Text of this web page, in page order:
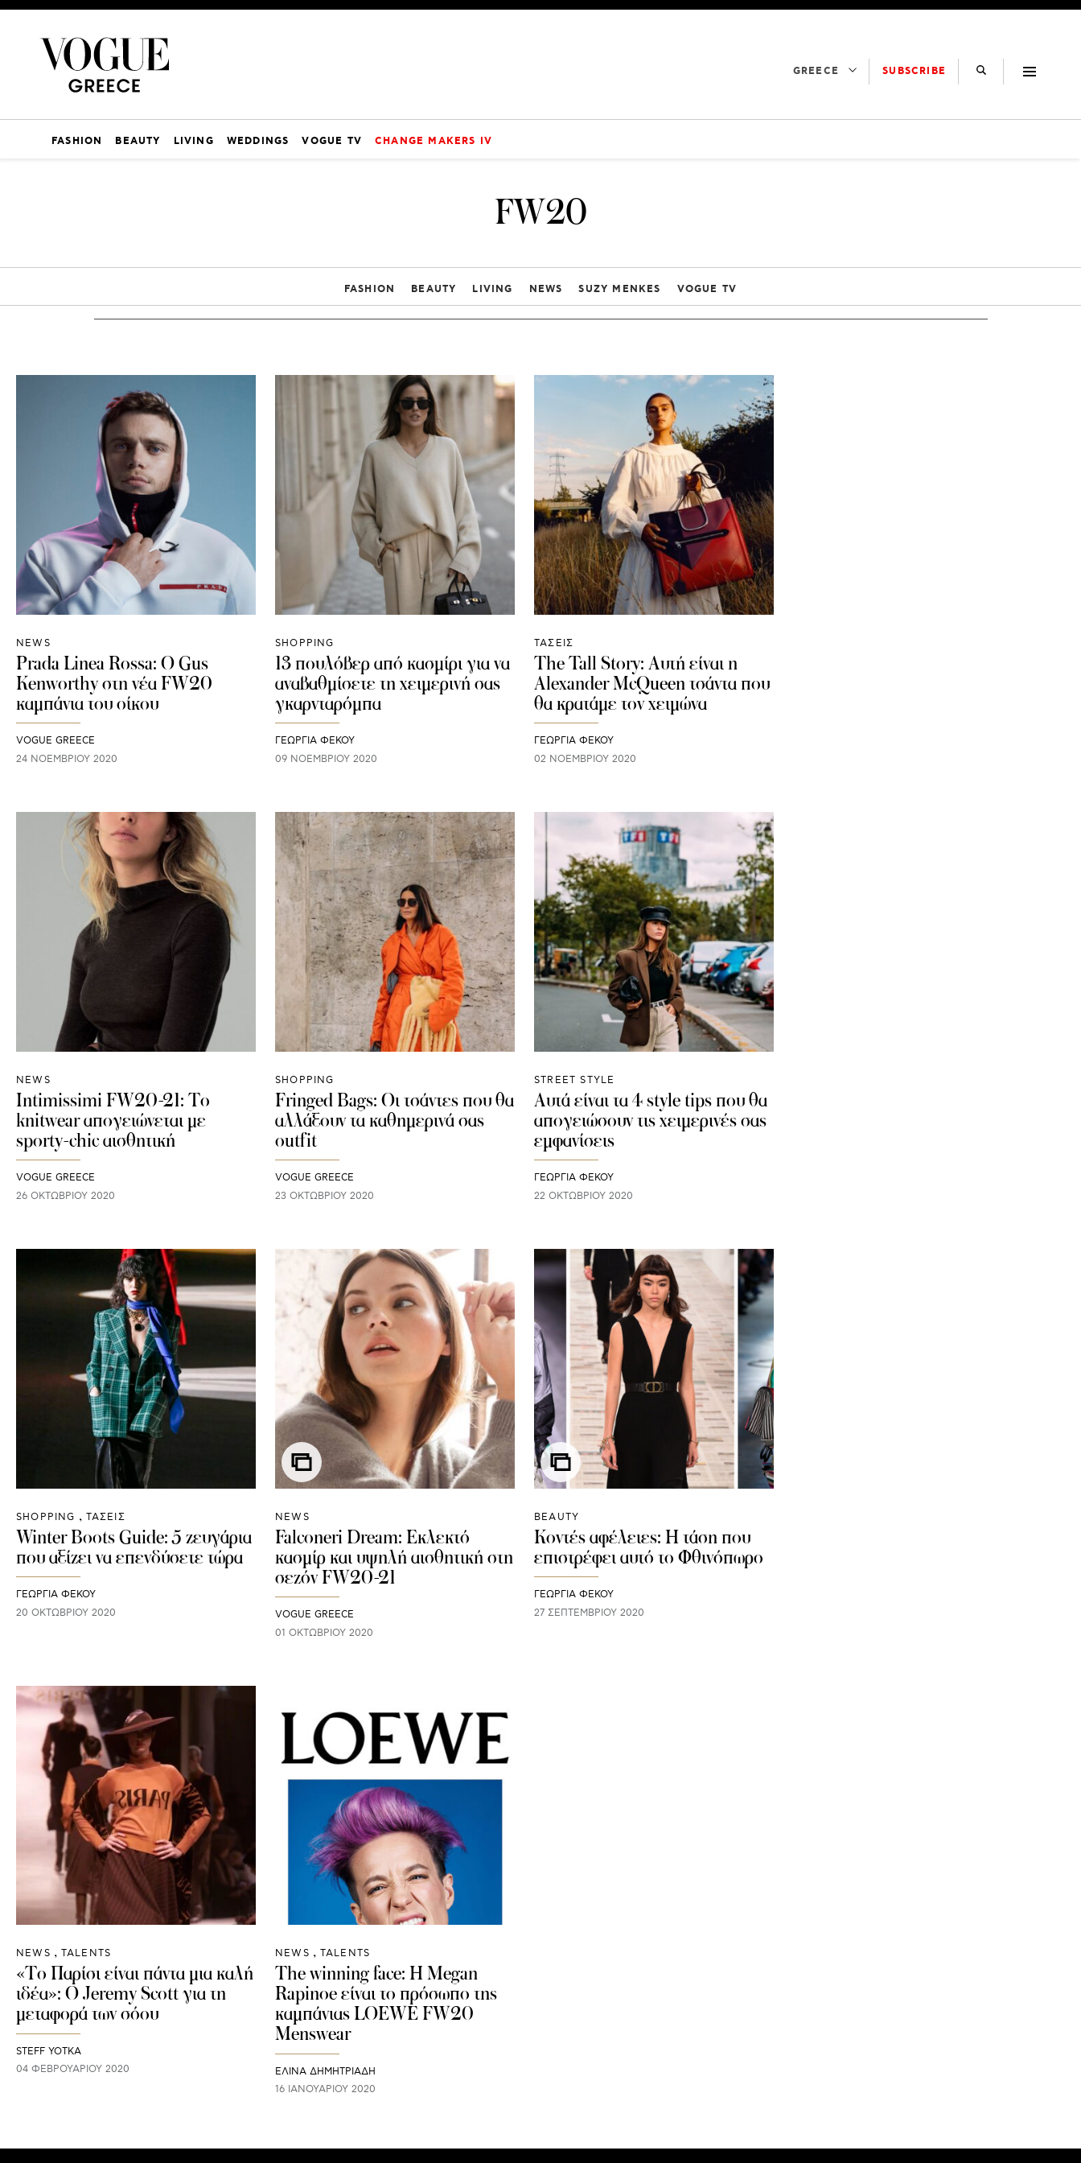
GREECE SUBSCRIBE
FASHION BEAUTY LIVING WEDDINGS VOGUE TV CHANGE MAKERS IV
FW20
FASHION BEAUTY LIVING NEWS SUZY MENKES VOGUE TV
NEWS
Prada Linea Rossa: O Gus
Kenworthy στη νέα FW20
καμπάνια του οίκου
VOGUE GREECE
24 ΝΟΕΜΒΡΊΟΥ 2020
SHOPPING
13 πουλόβερ από κασμίρι για να
αναβαθμίσετε τη χειμερινή σας
γκαρνταρόμπα
ΓΕΩΡΓΙΑ ΦΕΚΟΥ
09 ΝΟΕΜΒΡΊΟΥ 2020
ΤΑΣΕΙΣ
The Tall Story: Αυτή είναι η
Alexander McQueen τσάντα που
θα κρατάμε τον χειμώνα
ΓΕΩΡΓΙΑ ΦΕΚΟΥ
02 ΝΟΕΜΒΡΊΟΥ 2020
NEWS
Intimissimi FW20-21: Το
knitwear απογειώνεται με
sporty-chic αισθητική
VOGUE GREECE
26 ΟΚΤΩΒΡΊΟΥ 2020
SHOPPING
Fringed Bags: Oι τσάντες που θα
αλλάξουν τα καθημερινά σας
outfit
VOGUE GREECE
23 ΟΚΤΩΒΡΊΟΥ 2020
STREET STYLE
Aυτά είναι τα 4 style tips που θα
απογειώσουν τις χειμερινές σας
εμφανίσεις
ΓΕΩΡΓΙΑ ΦΕΚΟΥ
22 ΟΚΤΩΒΡΊΟΥ 2020
SHOPPING ΤΑΣΕΙΣ
Winter Boots Guide: 5 ζευγάρια
που αξίζει να επενδύσετε τώρα
ΓΕΩΡΓΙΑ ΦΕΚΟΥ
20 ΟΚΤΩΒΡΊΟΥ 2020
NEWS
Falconeri Dream: Εκλεκτό
κασμίρ και υψηλή αισθητική στη
σεζόν FW20-21
VOGUE GREECE
01 ΟΚΤΩΒΡΊΟΥ 2020
BEAUTY
Κοντές αφέλειες: Η τάση που
επιστρέφει αυτό το Φθινόπωρο
ΓΕΩΡΓΙΑ ΦΕΚΟΥ
27 ΣΕΠΤΕΜΒΡΊΟΥ 2020
NEWS TALENTS
«Το Παρίσι είναι πάντα μια καλή
ιδέα»: Ο Jeremy Scott για τη
μεταφορά των σόου
STEFF YOTKA
04 ΦΕΒΡΟΥΑΡΊΟΥ 2020
NEWS TALENTS
The winning face: H Megan
Rapinoe είναι το πρόσωπο της
καμπάνιας LOEWE FW20
Menswear
ΕΛΙΝΑ ΔΗΜΗΤΡΙΑΔΗ
16 ΙΑΝΟΥΑΡΊΟΥ 2020